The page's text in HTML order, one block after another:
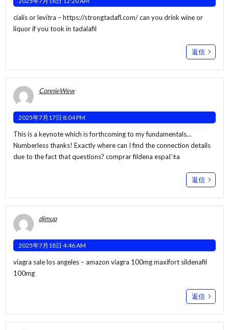
cialis or levitra –https://strongtadafl.com/can you drink wine or
liquor if you took in tadalafil
返信
ConnieWew
2025年7月17日 8:04 PM
This is a keynote which is forthcoming to my fundamentals…
Numberless thanks! Exactly where can I find the connection details
due to the fact that questions? comprar fildena espaГ±a
返信
djmup
2025年7月18日 4:46 AM
viagra sale los angeles –amazon viagra 100mgmaxifort sildenafil
100mg
返信